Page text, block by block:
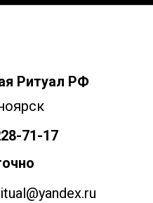
Ритуал РФ
71-17